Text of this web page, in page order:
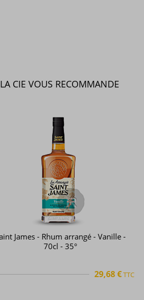
LA CIE VOUS RECOMMANDE
Arcane - Rhum arrangé - Banane
flambée - 70cl - 35°
+
31,37 €TTC